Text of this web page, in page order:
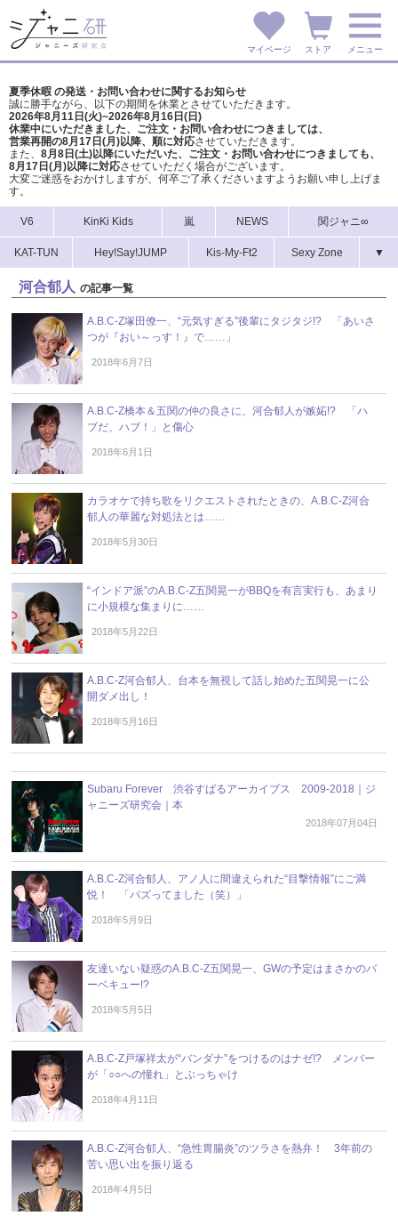
マイページ ストア メニュー
夏季休暇 の発送・お問い合わせに関するお知らせ
誠に勝手ながら、以下の期間を休業とさせていただきます。
2026年8月11日(火)~2026年8月16日(日)
休業中にいただきました、ご注文・お問い合わせにつきましては、
営業再開の8月17日(月)以降、順に対応させていただきます。
また、 8月8日(土)以降にいただいた、ご注文・ お問い合わせにつきましても、
8月17日(月)以降に対応させていただく場合がございます。
大変ご迷惑をおかけしますが、 何卒ご了承くださいますようお願い申し上げま
す。
V6 KinKi Kids 嵐 NEWS 関ジャニ∞
KAT-TUN Hey!Say!JUMP Kis-My-Ft2 Sexy Zone ▼
河合郁人 の記事一覧
A.B.C-Z塚田僚一、“元気すぎる”後輩にタジタジ!? 「あいさ
つが『おい～っす！』で……」
2018年6月7日
A.B.C-Z橋本＆五関の仲の良さに、河合郁人が嫉妬!? 「ハ
ブだ、ハブ！」と傷心
2018年6月1日
カラオケで持ち歌をリクエストされたときの、A.B.C-Z河合
郁人の華麗な対処法とは……
2018年5月30日
“インドア派”のA.B.C-Z五関晃一がBBQを有言実行も、あまり
に小規模な集まりに……
2018年5月22日
A.B.C-Z河合郁人、台本を無視して話し始めた五関晃一に公
開ダメ出し！
2018年5月16日
Subaru Forever 渋谷すばるアーカイブス 2009-2018｜ジ
ャニーズ研究会｜本
2018年07月04日
A.B.C-Z河合郁人、アノ人に間違えられた“目撃情報”にご満
悦！ 「バズってました（笑）」
2018年5月9日
友達いない疑惑のA.B.C-Z五関晃一、GWの予定はまさかのバ
ーベキュー!?
2018年5月5日
A.B.C-Z戸塚祥太が“バンダナ”をつけるのはナゼ!? メンバー
が「○○への憧れ」とぶっちゃけ
2018年4月11日
A.B.C-Z河合郁人、“急性胃腸炎”のツラさを熱弁！ 3年前の
苦い思い出を振り返る
2018年4月5日